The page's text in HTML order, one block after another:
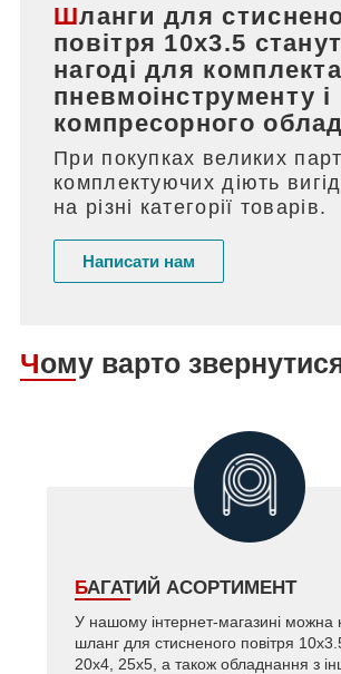
Шланги для стисненого
повітря 10х3.5
нагоді для
пневмоінструменту і
компресорного
При покупках великих
комплектуючих діють
на різні категорії товарів.
Написати нам
Чому варто
БАГАТИЙ АСОРТИМЕНТ
У нашому інтернет-магазині можна
шланг для стисненого повітря
20x4, 25x5, а також обладнання з